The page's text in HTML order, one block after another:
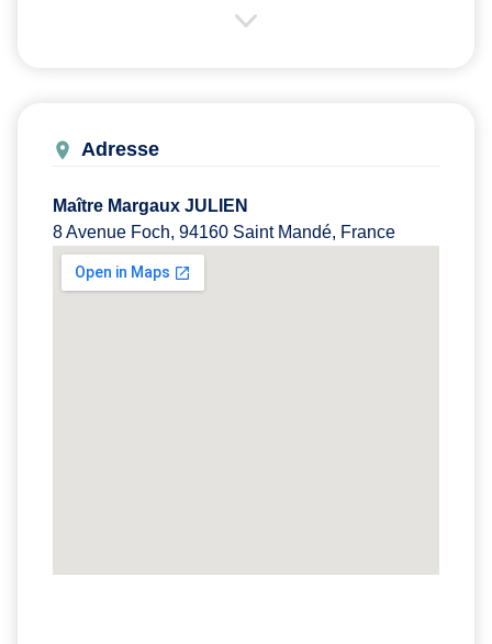
Adresse
Maître Margaux JULIEN
8 Avenue Foch, 94160 Saint Mandé, France